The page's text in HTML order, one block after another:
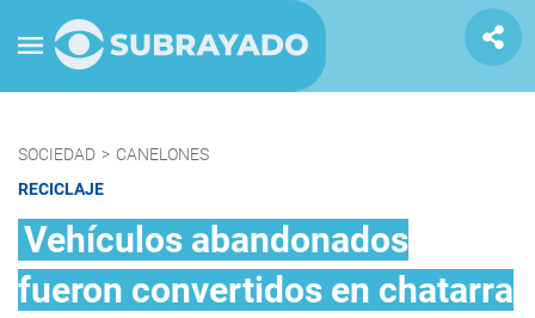
SOCIEDAD > CANELONES
RECICLAJE
Vehículos abandonados
fueron convertidos en chatarra